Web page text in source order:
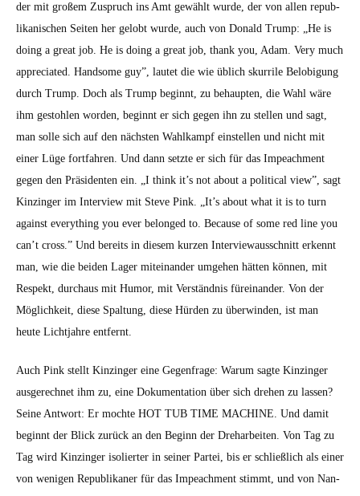
der mit großem Zus­pruch ins Amt gewählt wurde, der von allen repub­
likanis­chen Seit­en her gelobt wurde, auch von Don­ald Trump: „He is
doing a great job. He is doing a great job, thank you, Adam. Very much
appre­ci­at­ed. Hand­some guy”, lautet die wie üblich skur­rile Belo­bi­gung
durch Trump. Doch als Trump begin­nt, zu behaupten, die Wahl wäre
ihm gestohlen wor­den, begin­nt er sich gegen ihn zu stellen und sagt,
man solle sich auf den näch­sten Wahlkampf ein­stellen und nicht mit
ein­er Lüge fort­fahren. Und dann set­zte er sich für das Impeach­ment
gegen den Präsi­den­ten ein. „I think it’s not about a polit­i­cal view”, sagt
Kinzinger im Inter­view mit Steve Pink. „It’s about what it is to turn
against every­thing you ever belonged to. Because of some red line you
can’t cross.” Und bere­its in diesem kurzen Inter­viewauss­chnitt erken­nt
man, wie die bei­den Lager miteinan­der umge­hen hät­ten kön­nen, mit
Respekt, dur­chaus mit Humor, mit Ver­ständ­nis füreinan­der. Von der
Möglichkeit, diese Spal­tung, diese Hür­den zu über­winden, ist man
heute Licht­jahre ent­fer­nt.
Auch Pink stellt Kinzinger eine Gegen­frage: Warum sagte Kinzinger
aus­gerech­net ihm zu, eine Doku­men­ta­tion über sich drehen zu lassen?
Seine Antwort: Er mochte HOT TUB TIME MACHINE. Und damit
begin­nt der Blick zurück an den Beginn der Drehar­beit­en. Von Tag zu
Tag wird Kinzinger isoliert­er in sein­er Partei, bis er schließlich als ein­er
von weni­gen Repub­likan­er für das Impeach­ment stimmt, und von Nan­